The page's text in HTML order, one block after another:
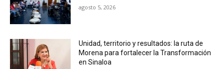
agosto 5, 2026
Unidad, territorio y resultados: la ruta de
Morena para fortalecer la Transformación
en Sinaloa